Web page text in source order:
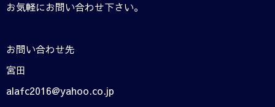
お気軽にお問い合わせ下さい。
お問い合わせ先
宮田
alafc2016@yahoo.co.jp